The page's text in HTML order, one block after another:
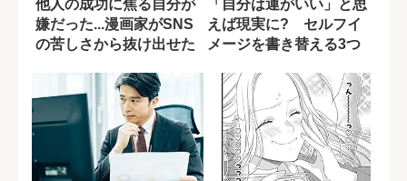
他人の成功に焦る自分が
嫌だった...漫画家がSNS
の苦しさから抜け出せた
「自分は運がいい」と思
えば現実に? セルフイ
メージを書き替える3つ